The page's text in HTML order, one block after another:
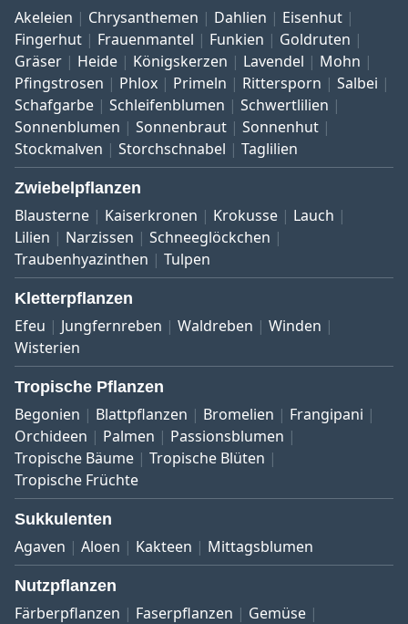
Akeleien Chrysanthemen Dahlien
Eisenhut
Fingerhut
Frauenmantel Funkien
Goldruten
Gräser
Heide Königskerzen Lavendel
Mohn
Pfingstrosen
Phlox Primeln Rittersporn
Salbei
Schafgarbe
Schleifenblumen
Schwertlilien
Sonnenblumen
Sonnenbraut
Sonnenhut
Stockmalven
Storchschnabel Taglilien
Zwiebelpflanzen
Blausterne Kaiserkronen Krokusse
Lauch
Lilien
Narzissen
Schneeglöckchen
Traubenhyazinthen
Tulpen
Kletterpflanzen
Efeu Jungfernreben Waldreben
Winden
Wisterien
Tropische Pflanzen
Begonien Blattpflanzen Bromelien
Frangipani
Orchideen
Palmen
Passionsblumen
Tropische Bäume
Tropische Blüten
Tropische Früchte
Sukkulenten
Agaven Aloen Kakteen Mittagsblumen
Nutzpflanzen
Färberpflanzen Faserpflanzen
Gemüse